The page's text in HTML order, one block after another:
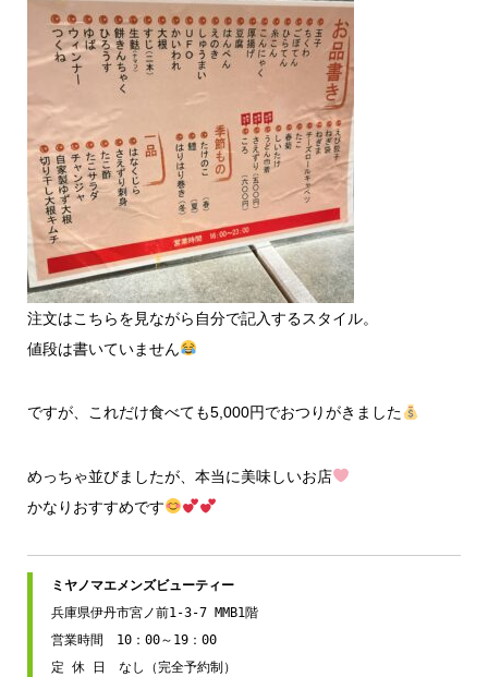
注文はこちらを見ながら自分で記入するスタイル。
値段は書いていません
ですが、これだけ食べても5,000円でおつりがきました
めっちゃ並びましたが、本当に美味しいお店
かなりおすすめです
ミヤノマエメンズビューティー
兵庫県伊丹市宮ノ前1-3-7 MMB1階
営業時間　10：00～19：00